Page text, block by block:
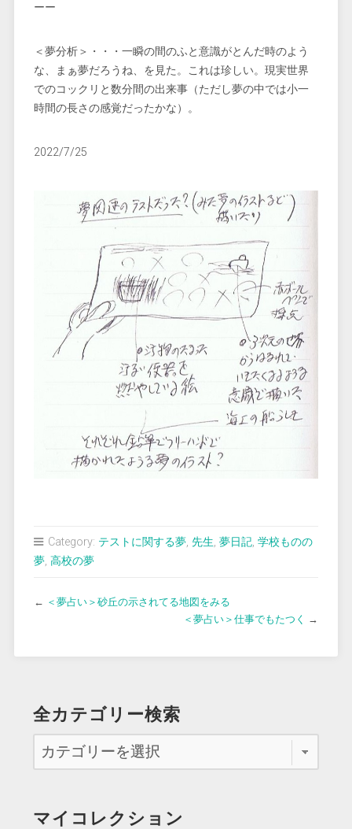
ーー
＜夢分析＞・・・一瞬の間のふと意識がとんだ時のよう
な、まぁ夢だろうね、を見た。これは珍しい。現実世界
でのコックリと数分間の出来事（ただし夢の中では小一
時間の長さの感覚だったかな）。
2022/7/25
Category: テストに関する夢, 先生, 夢日記, 学校ものの
夢, 高校の夢
← ＜夢占い＞砂丘の示されてる地図をみる
＜夢占い＞仕事でもたつく →
全カテゴリー検索
マイコレクション